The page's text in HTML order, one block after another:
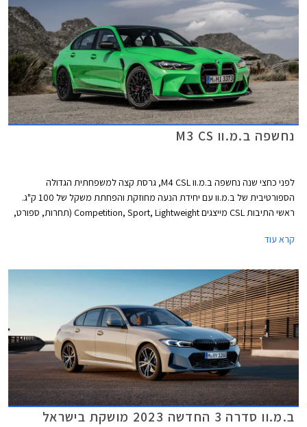
נחשפה ב.מ.וו M3 CS
לפני כחצי שנה נחשפה ב.מ.וו M4 CSL, גרסת קצה למשפחתית הגדולה
הספורטיבית של ב.מ.וו עם יחידת הנעה מחוזקת והפחתת משקל של 100 ק"ג.
ראשי התיבות CSL מייצגים Competition, Sport, Lightweight (תחרות, ספורט,
מתכוונת לייצר מגרסה זו אך סביר להניח שגם כאן הייצור מוגבל לכמה אלפי
לישראל ברבעון השלישי לשנת 2023.
קרא עוד
ב.מ.וו סדרה 3 החדשה 2023 מושקת בישראל